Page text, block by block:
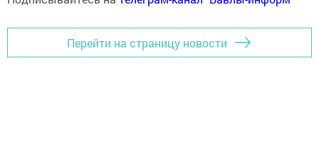
Перейти на страницу новости